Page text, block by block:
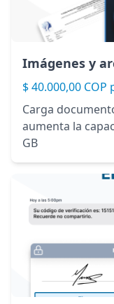
Imágenes y
$ 40.000,00 COP
Carga
aumenta la
GB